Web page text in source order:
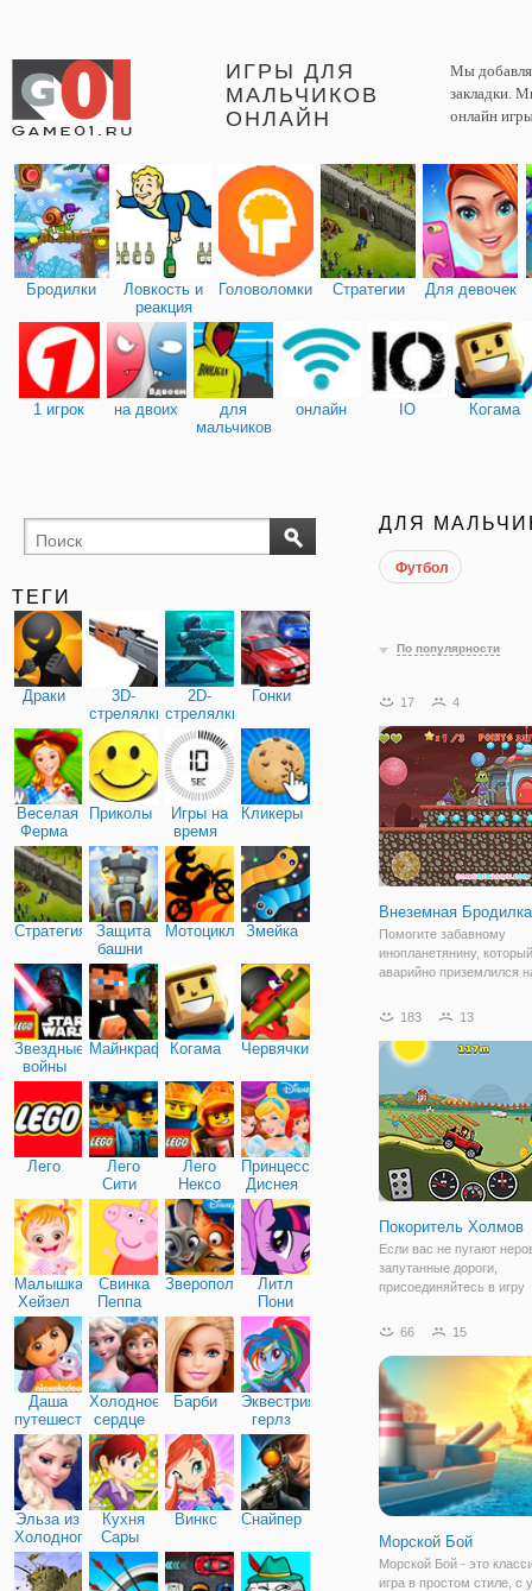
ИГРЫ ДЛЯ
МАЛЬЧИКОВ
ОНЛАЙН
Мы
закладки.
онлайн
Бродилки
Ловкость и
реакция
Головоломки Стратегии Для девочек
1 игрок на двоих
для
мальчиков
онлайн IO Когама
ТЕГИ
Драки
3D-
стрелялки
2D-
стрелялки
Гонки
Веселая
Ферма
Приколы
Игры на
время
Кликеры
Стратегия
Защита
башни
МотоциклыЗмейка
Звездные
войны
МайнкрафтКогама Червячки
Лего
Лего
Сити
Лего
Нексо
Найтс
Принцессы
Диснея
Малышка
Хейзел
Свинка
Пеппа
Зверополис
Литл
Пони
Дружба
Даша
путешественница
Холодное
сердце
Барби
Эквестрия
герлз
Эльза из
Холодного
сердца
Кухня
Сары
Винкс Снайпер
ДЛЯ
Футбол
По популярности
17 4
Внеземная Бродилка
Помогите забавному
инопланетянину, который
аварийно приземлился
планетой. В онлайн игре
вашим основным
представляет собой
183 13
Покоритель Холмов
Если вас не пугают
запутанные дороги,
присоединяйтесь в игру
вашим управлением
вы поможете добраться
финиша. Он будет
66 15
Морской Бой
Морской Бой - это
игра в простом стиле, с